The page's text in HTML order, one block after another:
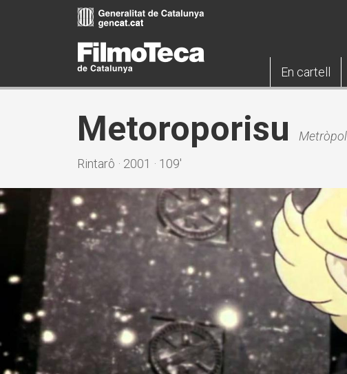
En cartell
Metoroporisu
Rintarô · 2001 · 109'